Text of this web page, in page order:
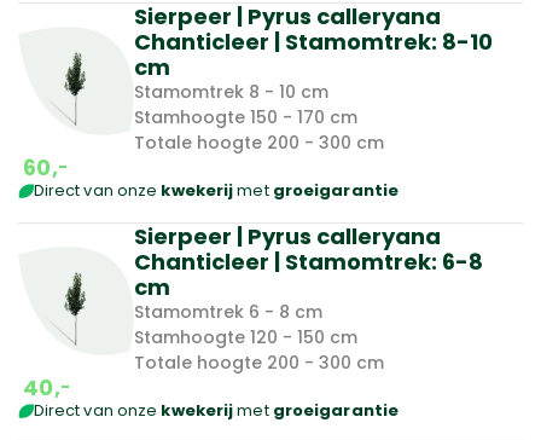
Sierpeer | Pyrus calleryana
Chanticleer | Stamomtrek: 8-10
cm
Stamomtrek 8 - 10 cm
Stamhoogte 150 - 170 cm
Totale hoogte 200 - 300 cm
60,-
Direct van onze kwekerijmet groeigarantie
Sierpeer | Pyrus calleryana
Chanticleer | Stamomtrek: 6-8
cm
Stamomtrek 6 - 8 cm
Stamhoogte 120 - 150 cm
Totale hoogte 200 - 300 cm
40,-
Direct van onze kwekerijmet groeigarantie